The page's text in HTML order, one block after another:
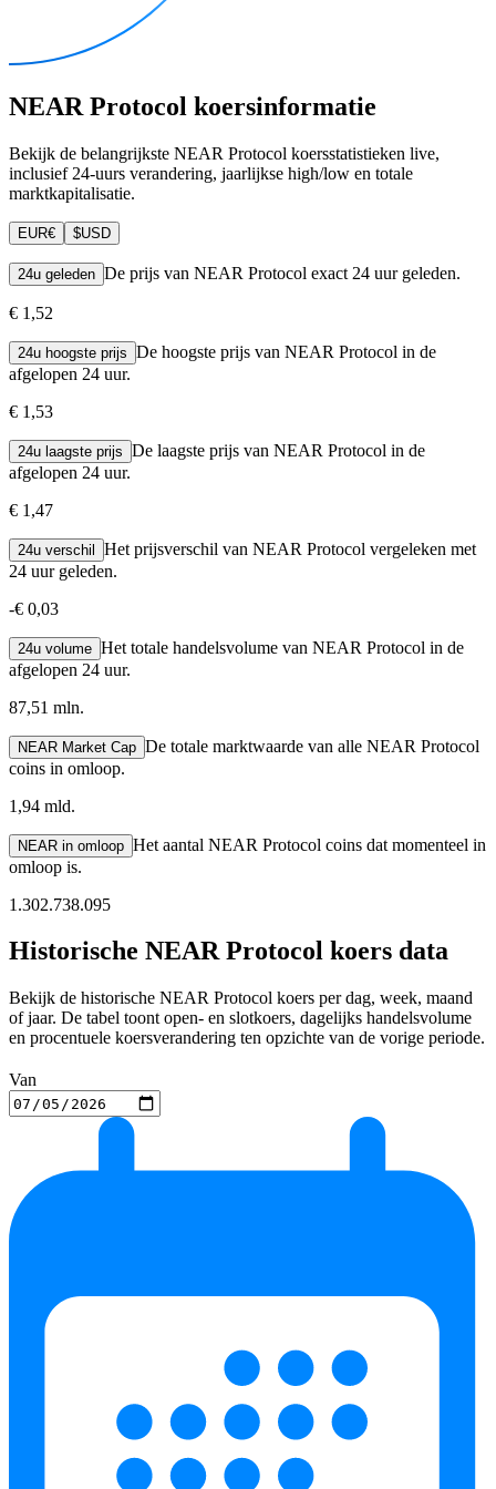
NEAR Protocol koersinformatie
Bekijk de belangrijkste NEAR Protocol koersstatistieken live,
inclusief 24-uurs verandering, jaarlijkse high/low en totale
marktkapitalisatie.
EUR€ $USD
24u geleden De prijs van NEAR Protocol exact 24 uur geleden.
€ 1,52
24u hoogste prijs De hoogste prijs van NEAR Protocol in de
afgelopen 24 uur.
€ 1,53
24u laagste prijs De laagste prijs van NEAR Protocol in de
afgelopen 24 uur.
€ 1,47
24u verschil Het prijsverschil van NEAR Protocol vergeleken met
24 uur geleden.
-€ 0,03
24u volume Het totale handelsvolume van NEAR Protocol in de
afgelopen 24 uur.
87,51 mln.
NEAR Market Cap De totale marktwaarde van alle NEAR Protocol
coins in omloop.
1,94 mld.
NEAR in omloop Het aantal NEAR Protocol coins dat momenteel in
omloop is.
1.302.738.095
Historische NEAR Protocol koers data
Bekijk de historische NEAR Protocol koers per dag, week, maand
of jaar. De tabel toont open- en slotkoers, dagelijks handelsvolume
en procentuele koersverandering ten opzichte van de vorige periode.
Van